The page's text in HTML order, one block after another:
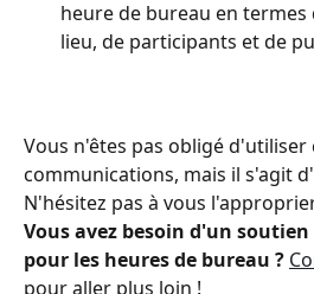
heure de bureau en
lieu, de participants et de
Vous n'êtes pas obligé d'utiliser
communications, mais il s'agit
N'hésitez pas à vous
Vous avez besoin d'un
pour les heures de bureau ?
pour aller plus loin !